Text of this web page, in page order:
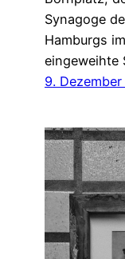
Synagoge
Hamburgs
eingeweihte
9.